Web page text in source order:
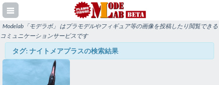
録
Modelab「モデラボ」 はプラモデルやフィギュア等の画像を投稿したり閲覧できる
コミュニケーションサービスです
タグ: ナイトメアプラスの検索結果